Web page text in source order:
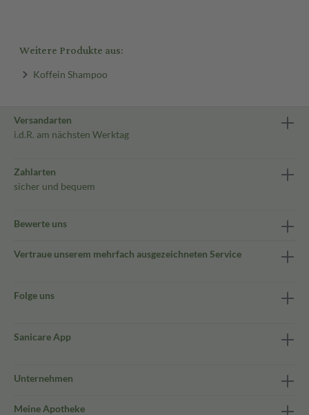
Weitere Produkte aus:
Koffein Shampoo
Versandarten
i.d.R. am nächsten Werktag
Zahlarten
sicher und bequem
Bewerte uns
Vertraue unserem mehrfach ausgezeichneten Service
Folge uns
Sanicare App
Unternehmen
Meine Apotheke